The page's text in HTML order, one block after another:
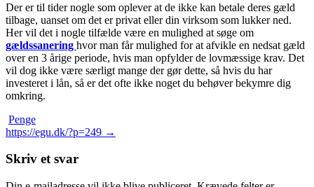
Der er til tider nogle som oplever at de ikke kan betale deres gæld
tilbage, uanset om det er privat eller din virksom som lukker ned.
Her vil det i nogle tilfælde være en mulighed at søge om
gældssanering hvor man får mulighed for at afvikle en nedsat gæld
over en 3 årige periode, hvis man opfylder de lovmæssige krav. Det
vil dog ikke være særligt mange der gør dette, så hvis du har
investeret i lån, så er det ofte ikke noget du behøver bekymre dig
omkring.
Penge
Indlægsnavigation
https://egu.dk/?p=249 →
Skriv et svar